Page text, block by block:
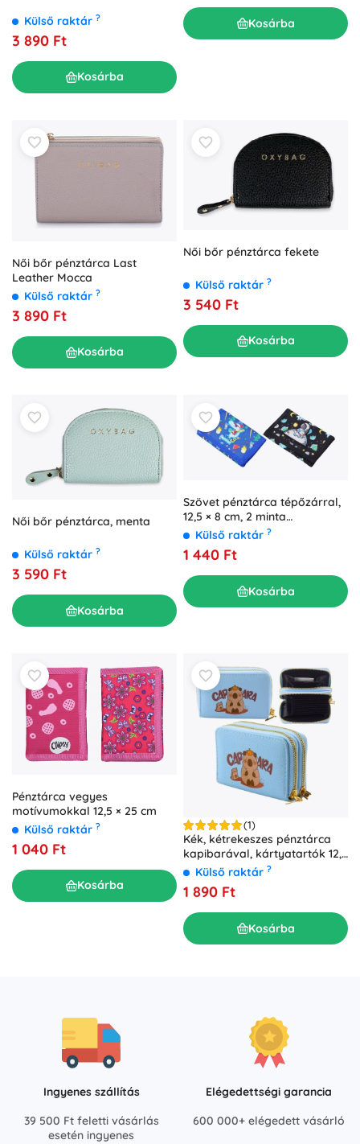
Külső raktár ?
3 890 Ft
Kosárba
Kosárba
Női bőr pénztárca Last
Leather Mocca
Külső raktár ?
3 890 Ft
Kosárba
Női bőr pénztárca fekete
Külső raktár ?
3 540 Ft
Kosárba
Női bőr pénztárca, menta
Külső raktár ?
3 590 Ft
Kosárba
Szövet pénztárca tépőzárral,
12,5 × 8 cm, 2 minta
(dinoszaurusz / űrhajós)
Külső raktár ?
1 440 Ft
Kosárba
Pénztárca vegyes
motívumokkal 12,5 × 25 cm
Külső raktár ?
1 040 Ft
Kosárba
(1)
Kék, kétrekeszes pénztárca
kapibarával, kártyatartók 12,5
× 8,5 cm
Külső raktár ?
1 890 Ft
Kosárba
Ingyenes szállítás
39 500 Ft feletti vásárlás
esetén ingyenes
Elégedettségi garancia
600 000+ elégedett vásárló